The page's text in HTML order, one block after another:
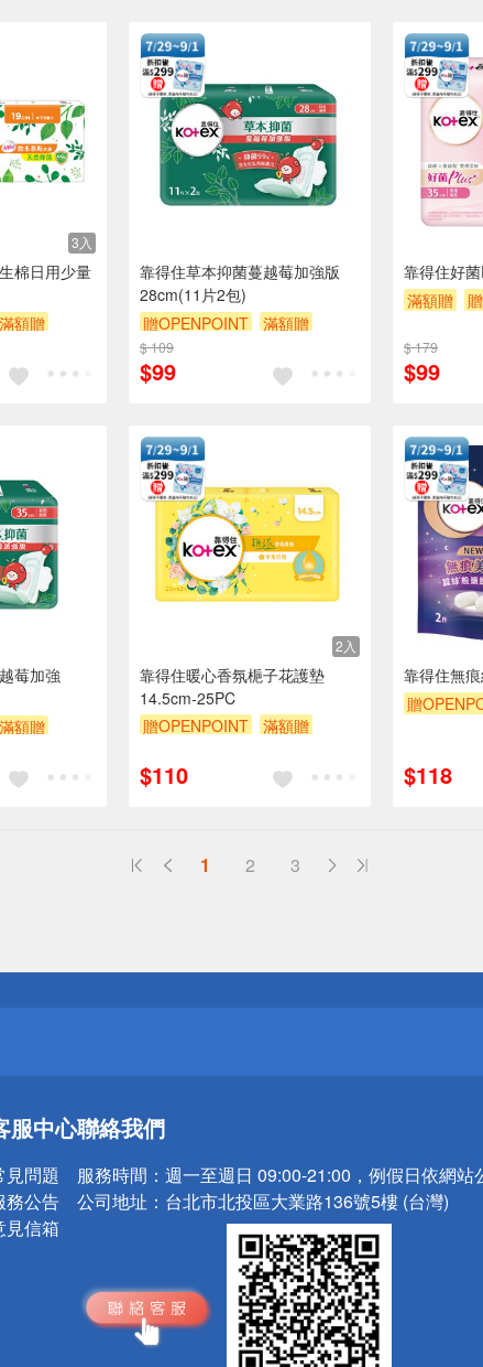
3入
棉日用少量
滿額贈
靠得住草本抑菌蔓越莓加強版
28cm(11片2包)
贈OPENPOINT
滿額贈
贈$200
$ 109
$99
靠得住好
滿額贈
$ 179
$99
莓加強
滿額贈
2入
靠得住暖心香氛梔子花護墊
14.5cm-25PC
贈OPENPOINT
滿額贈
$110
靠得住無
贈
$118
1 2 3
小心！
小心！
服中心
見問題
務公告
見信箱
聯絡我們
服務時間： 週一至週日 09:00-21:00，例假日依網站
公司地址： 台北市北投區大業路136號5樓 (台灣)